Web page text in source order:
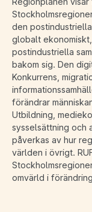
den
globalt
postindustriella
bakom sig. Den
Konkurrens,
förändrar
Utbildning,
sysselsättning och
påverkas av hur
världen i övrigt.
omvärld i